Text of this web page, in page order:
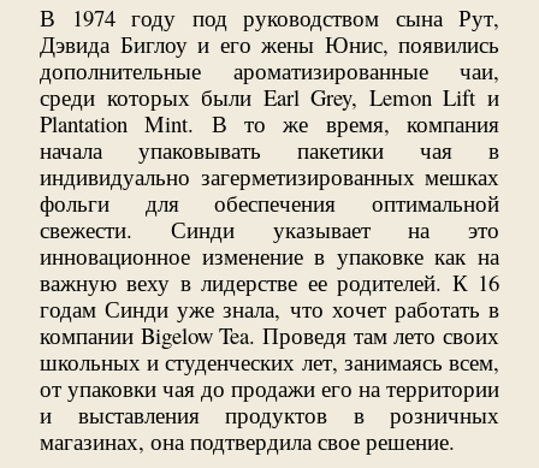
В 1974 году под руководством сына Рут,
Дэвида Биглоу и его жены Юнис, появились
дополнительные ароматизированные чаи,
среди которых были Earl Grey, Lemon Lift и
Plantation Mint. В то же время, компания
начала упаковывать пакетики чая в
индивидуально загерметизированных мешках
фольги для обеспечения оптимальной
свежести. Синди указывает на это
инновационное изменение в упаковке как на
важную веху в лидерстве ее родителей. К 16
годам Синди уже знала, что хочет работать в
компании Bigelow Tea. Проведя там лето своих
школьных и студенческих лет, занимаясь всем,
от упаковки чая до продажи его на территории
и выставления продуктов в розничных
магазинах, она подтвердила свое решение.